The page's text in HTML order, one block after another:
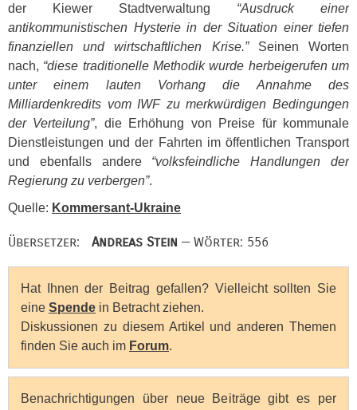
der Kiewer Stadtverwaltung “Ausdruck einer
antikommunistischen Hysterie in der Situation einer tiefen
finanziellen und wirtschaftlichen Krise.”Seinen Worten
nach, “diese traditionelle Methodik wurde herbeigerufen um
unter einem lauten Vorhang die Annahme des
Milliardenkredits vom IWFzu merkwürdigen Bedingungen
der Verteilung”, die Erhöhung von Preise für kommunale
Dienstleistungen und der Fahrten im öffentlichen Transport
und ebenfalls andere “volksfeindliche Handlungen der
Regierung zu verbergen”.
Quelle: Kommersant-Ukraine
Übersetzer: Andreas Stein — Wörter: 556
Hat Ihnen der Beitrag gefallen? Vielleicht sollten Sie
eine Spende in Betracht ziehen.
Diskussionen zu diesem Artikel und anderen Themen
finden Sie auch im Forum.
Benachrichtigungen über neue Beiträge gibt es per